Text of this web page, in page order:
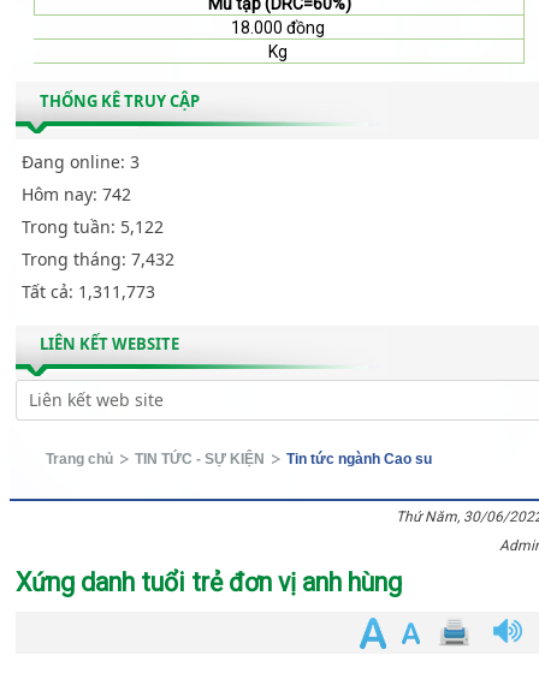
18.000 đồng
Kg
THỐNG KÊ TRUY CẬP
Đang online: 3
Hôm nay: 742
Trong tuần: 5,122
Trong tháng: 7,432
Tất cả: 1,311,773
LIÊN KẾT WEBSITE
Trang chủ TIN TỨC - SỰ KIỆN Tin tức ngành Cao su
Thứ Năm, 30/06/
Xứng danh tuổi trẻ đơn vị anh hùng